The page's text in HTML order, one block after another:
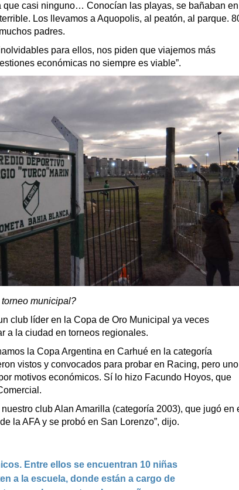
que casi ninguno… Conocían las playas, se bañaban en
Los llevamos a Aquopolis, al peatón, al parque.
padres.
para ellos, nos piden que viajemos más
económicas no siempre es viable”.
municipal?
club líder en la Copa de Oro Municipal ya veces
a la ciudad en torneos regionales.
la Copa Argentina en Carhué en la categoría
vistos y convocados para probar en Racing, pero uno
motivos económicos. Sí lo hizo Facundo Hoyos, que
club Alan Amarilla (categoría 2003), que jugó en
la AFA y se probó en San Lorenzo”, dijo.
Entre ellos se encuentran 10 niñas
a la escuela, donde están a cargo de